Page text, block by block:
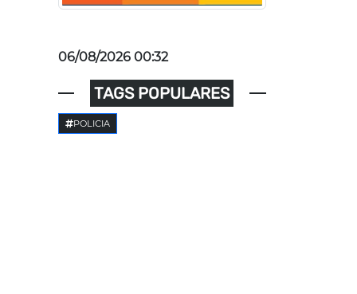
06/08/2026 00:32
TAGS POPULARES
POLICIA